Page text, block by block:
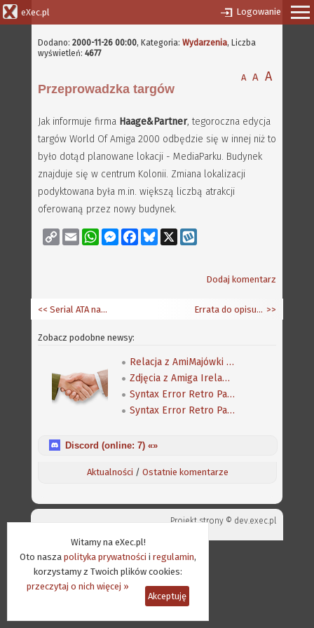
Witamy na eXec.pl!
Oto nasza polityka prywatności i regulamin,
korzystamy z Twoich plików cookies:
przeczytaj o nich więcej »
Akceptuję
eXec.pl Logowanie
Dodano: 2000-11-26 00:00, Kategoria: Wydarzenia, Liczba
wyświetleń: 4677
A A A
Przeprowadzka targów
Jak informuje firma Haage&Partner, tegoroczna edycja
targów World Of Amiga 2000 odbędzie się w innej niż to
było dotąd planowane lokacji - MediaParku. Budynek
znajduje się w centrum Kolonii. Zmiana lokalizacji
podyktowana była m.in. większą liczbą atrakcji
oferowaną przez nowy budynek.
Copy
Link
Email WhatsAppMessenger
FacebookBluesky
Dodaj komentarz
Errata do opisu instalacji Debiana/68k >>
<< Serial ATA nadchodzi
Zobacz podobne newsy:
Relacja z AmiMajówki 2006
Zdjęcia z Amiga Ireland 2019
Syntax Error Retro Party 2019 - pierwsza galeria
Syntax Error Retro Party 2019 - druga galeria
Discord (online: 7) «»
Aktualności / Ostatnie komentarze
Projekt strony © dev.exec.pl